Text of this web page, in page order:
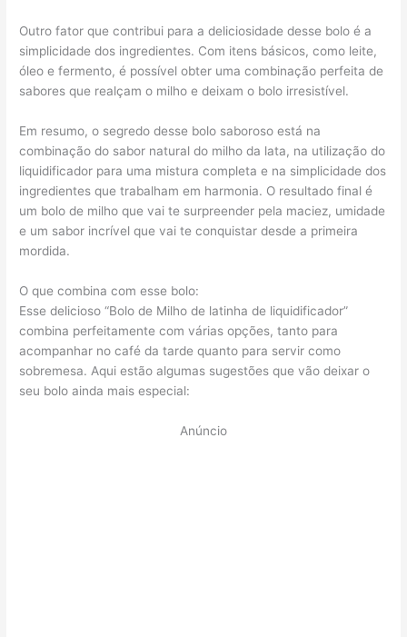
Outro fator que contribui para a deliciosidade desse bolo é a
simplicidade dos ingredientes. Com itens básicos, como leite,
óleo e fermento, é possível obter uma combinação perfeita de
sabores que realçam o milho e deixam o bolo irresistível.
Em resumo, o segredo desse bolo saboroso está na
combinação do sabor natural do milho da lata, na utilização do
liquidificador para uma mistura completa e na simplicidade dos
ingredientes que trabalham em harmonia. O resultado final é
um bolo de milho que vai te surpreender pela maciez, umidade
e um sabor incrível que vai te conquistar desde a primeira
mordida.
O que combina com esse bolo:
Esse delicioso “Bolo de Milho de latinha de liquidificador”
combina perfeitamente com várias opções, tanto para
acompanhar no café da tarde quanto para servir como
sobremesa. Aqui estão algumas sugestões que vão deixar o
seu bolo ainda mais especial:
Anúncio